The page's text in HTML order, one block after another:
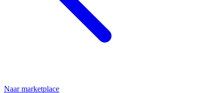
Naar marketplace